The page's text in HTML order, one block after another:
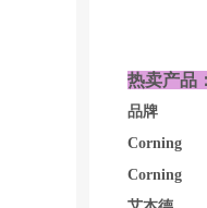
热卖产品
品牌
Corning
Corning